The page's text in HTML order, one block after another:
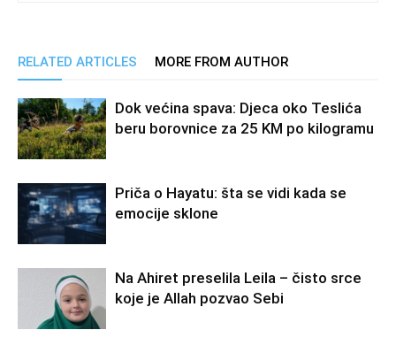
RELATED ARTICLES MORE FROM AUTHOR
Dok većina spava: Djeca oko Teslića
beru borovnice za 25 KM po kilogramu
Priča o Hayatu: šta se vidi kada se
emocije sklone
Na Ahiret preselila Leila – čisto srce
koje je Allah pozvao Sebi